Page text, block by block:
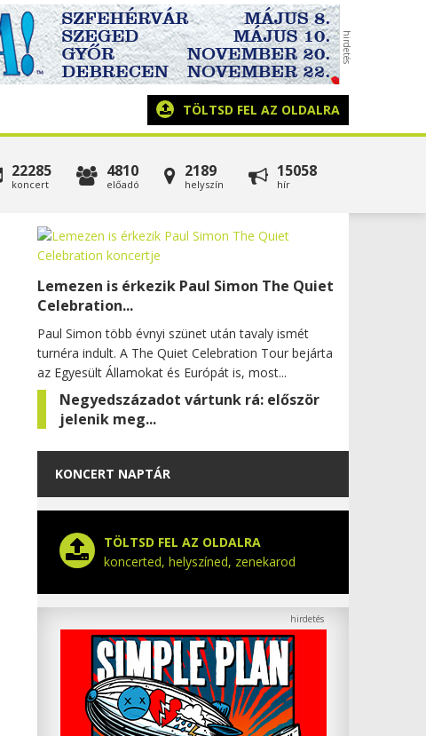
TÖLTSD FEL AZ OLDALRA
22285
koncert
4810
előadó
2189
helyszín
15058
hír
Lemezen is érkezik Paul Simon The Quiet
Celebration...
Paul Simon több évnyi szünet után tavaly ismét
turnéra indult. A The Quiet Celebration Tour bejárta
az Egyesült Államokat és Európát is, most...
Negyedszázadot vártunk rá: először
jelenik meg...
KONCERT NAPTÁR
TÖLTSD FEL AZ OLDALRA
koncerted, helyszíned, zenekarod